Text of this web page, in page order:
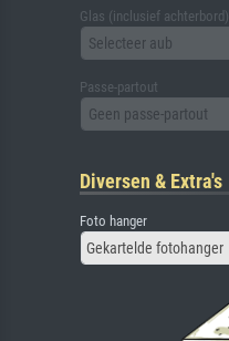
Glas (inclusief achterbord)
Selecteer aub
Passe-partout
Geen passe-partout
Diversen & Extra's
Foto hanger
Gekartelde fotohanger